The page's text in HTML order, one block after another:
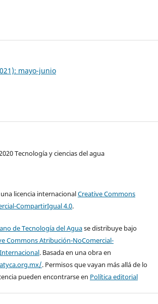
mayo-junio
Tecnología y ciencias del agua
licencia internacionalCreative Commons
CompartirIgual 4.0.
de Tecnología del Aguase distribuye bajo
Commons Atribución-NoComercial-
. Basada en una obra en
. Permisos que vayan más allá de lo
pueden encontrarse en Política editorial